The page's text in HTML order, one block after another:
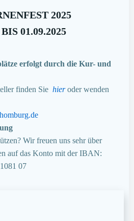
2025
01.09.2025
erfolgt durch die Kur- und
finden Sie hieroder wenden
Wir freuen uns sehr über
auf das Konto mit der IBAN:
07